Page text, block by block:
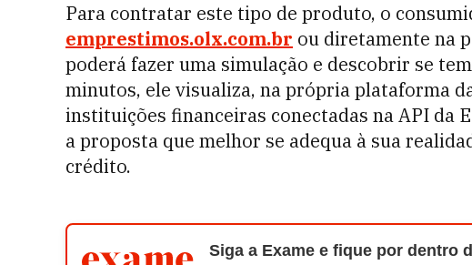
Para contratar este tipo de produto, o
emprestimos.olx.com.br ou diretamente na
poderá fazer uma simulação e descobrir se
minutos, ele visualiza, na própria plataforma
instituições financeiras conectadas na API da
a proposta que melhor se adequa à sua
crédito.
Siga a Exame e fique por dentro